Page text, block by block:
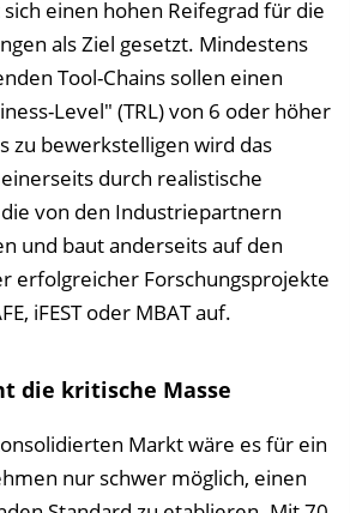
einen hohen Reifegrad für die
als Ziel gesetzt. Mindestens
Tool-Chains sollen einen
Level" (TRL) von 6 oder höher
zu bewerkstelligen wird das
durch realistische
von den Industriepartnern
und baut anderseits auf den
erfolgreicher Forschungsprojekte
iFEST oder MBAT auf.
die kritische Masse
Markt wäre es für ein
nur schwer möglich, einen